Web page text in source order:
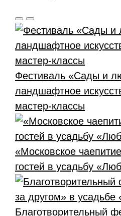
Фестиваль «Сады и
ландшафтное
мастер-классы
«Московское
гостей в усадьбу
Благотворительный